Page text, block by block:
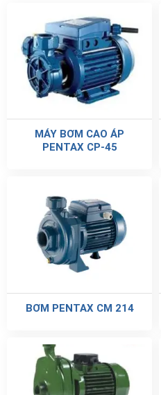
MÁY BƠM CAO ÁP
PENTAX CP-45
BƠM PENTAX CM 214